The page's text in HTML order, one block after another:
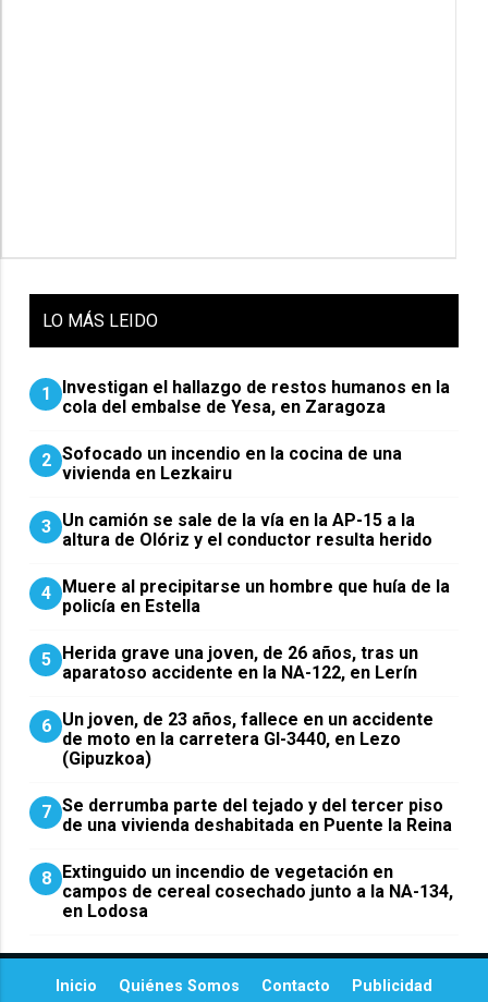
LO MÁS LEIDO
1
Investigan el hallazgo de restos humanos en la
cola del embalse de Yesa, en Zaragoza
2 Sofocado un incendio en la cocina de una
vivienda en Lezkairu
3 Un camión se sale de la vía en la AP-15 a la
altura de Olóriz y el conductor resulta herido
4 Muere al precipitarse un hombre que huía de la
policía en Estella
5 Herida grave una joven, de 26 años, tras un
aparatoso accidente en la NA-122, en Lerín
6 Un joven, de 23 años, fallece en un accidente
de moto en la carretera GI-3440, en Lezo
(Gipuzkoa)
7 Se derrumba parte del tejado y del tercer piso
de una vivienda deshabitada en Puente la Reina
8 Extinguido un incendio de vegetación en
campos de cereal cosechado junto a la NA-134,
en Lodosa
Inicio Quiénes Somos Contacto
Publicidad